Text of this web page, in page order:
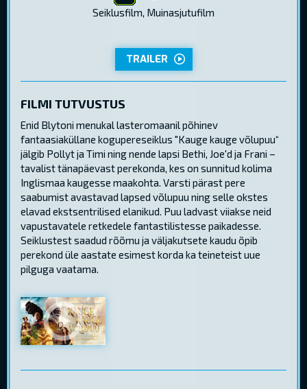
Seiklusfilm, Muinasjutufilm
TRAILER
FILMI TUTVUSTUS
Enid Blytoni menukal lasteromaanil põhinev
fantaasiaküllane kogupereseiklus "Kauge kauge võlupuu“
jälgib Pollyt ja Timi ning nende lapsi Bethi, Joe'd ja Frani –
tavalist tänapäevast perekonda, kes on sunnitud kolima
Inglismaa kaugesse maakohta. Varsti pärast pere
saabumist avastavad lapsed võlupuu ning selle okstes
elavad ekstsentrilised elanikud. Puu ladvast viiakse neid
vapustavatele retkedele fantastilistesse paikadesse.
Seiklustest saadud rõõmu ja väljakutsete kaudu õpib
perekond üle aastate esimest korda ka teineteist uue
pilguga vaatama.